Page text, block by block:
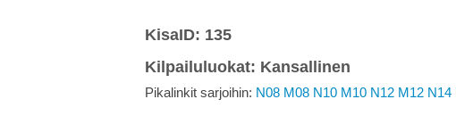
KisaID: 135
Kilpailuluokat: Kansallinen
Pikalinkit sarjoihin: N08 M08 N10 M10 N12 M12 N14